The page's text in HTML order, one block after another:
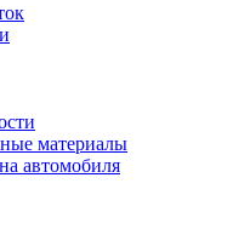
материалы
автомобиля